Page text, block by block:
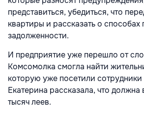
представиться, убедиться, что
квартиры и рассказать о способах
задолженности.
И предприятие уже перешло от
Комсомолка смогла найти
которую уже посетили
Екатерина рассказала, что должна
тысяч леев.